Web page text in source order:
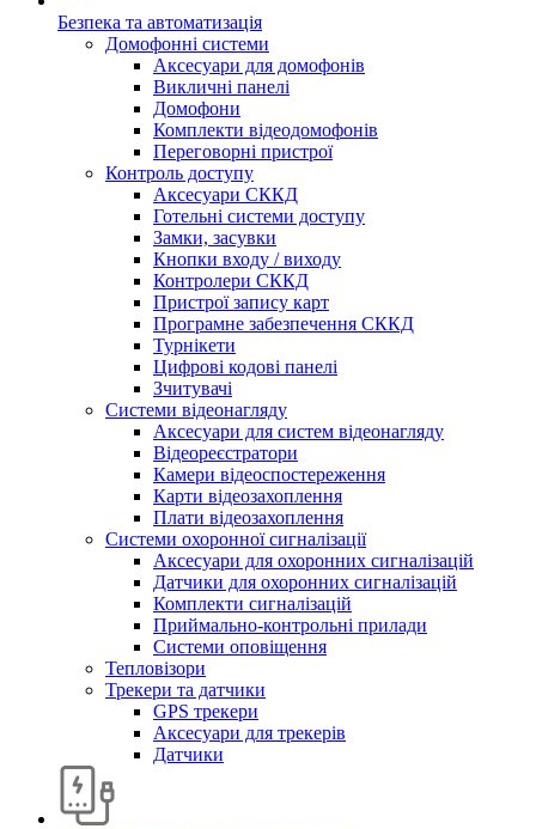
Безпека та автоматизація
Домофонні системи
Аксесуари для домофонів
Викличні панелі
Домофони
Комплекти відеодомофонів
Переговорні пристрої
Контроль доступу
Аксесуари СККД
Готельні системи доступу
Замки, засувки
Кнопки входу / виходу
Контролери СККД
Пристрої запису карт
Програмне забезпечення СККД
Турнікети
Цифрові кодові панелі
Зчитувачі
Системи відеонагляду
Аксесуари для систем відеонагляду
Відеореєстратори
Камери відеоспостереження
Карти відеозахоплення
Плати відеозахоплення
Системи охоронної сигналізації
Аксесуари для охоронних сигналізацій
Датчики для охоронних сигналізацій
Комплекти сигналізацій
Приймально-контрольні прилади
Системи оповіщення
Тепловізори
Трекери та датчики
GPS трекери
Аксесуари для трекерів
Датчики